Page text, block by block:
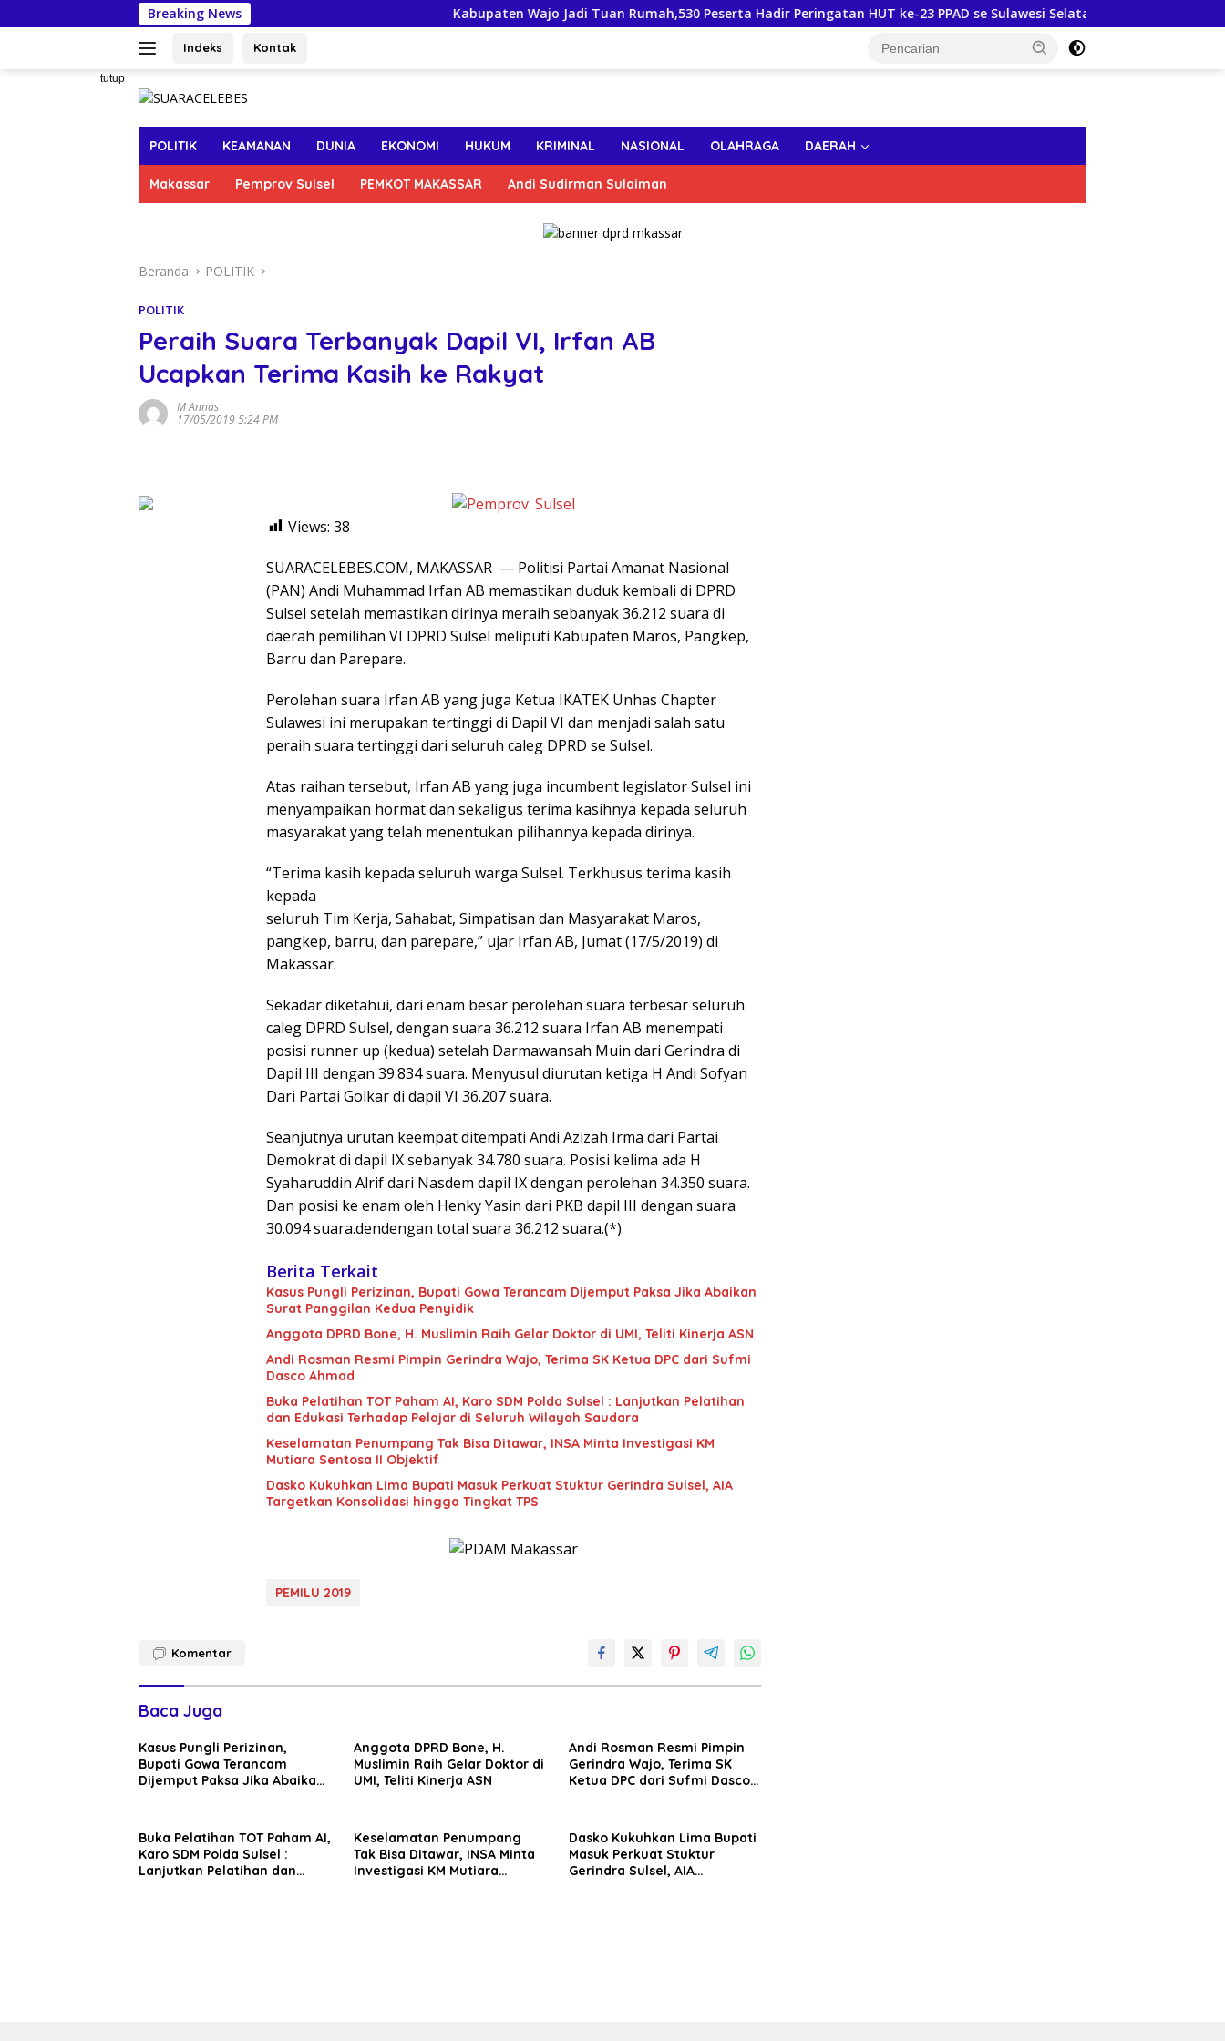
ke
Breaking News Kabupaten Wajo Jadi Tuan Rumah,530 Peserta Hadir Peringatan HUT ke-23 PPAD se Sulawesi Selatan
Indeks Kontak
tutup
POLITIK KEAMANAN DUNIA EKONOMI HUKUM KRIMINAL NASIONAL OLAHRAGA DAERAH
Makassar Pemprov Sulsel PEMKOT MAKASSAR Andi Sudirman Sulaiman
Beranda POLITIK
POLITIK
Peraih Suara Terbanyak Dapil VI, Irfan AB
Ucapkan Terima Kasih ke Rakyat
M Annas
17/05/2019 5:24 PM
Views: 38
SUARACELEBES.COM, MAKASSAR — Politisi Partai Amanat Nasional
(PAN) Andi Muhammad Irfan AB memastikan duduk kembali di DPRD
Sulsel setelah memastikan dirinya meraih sebanyak 36.212 suara di
daerah pemilihan VI DPRD Sulsel meliputi Kabupaten Maros, Pangkep,
Barru dan Parepare.
Perolehan suara Irfan AB yang juga Ketua IKATEK Unhas Chapter
Sulawesi ini merupakan tertinggi di Dapil VI dan menjadi salah satu
peraih suara tertinggi dari seluruh caleg DPRD se Sulsel.
Atas raihan tersebut, Irfan AB yang juga incumbent legislator Sulsel ini
menyampaikan hormat dan sekaligus terima kasihnya kepada seluruh
masyarakat yang telah menentukan pilihannya kepada dirinya.
“Terima kasih kepada seluruh warga Sulsel. Terkhusus terima kasih
kepada
seluruh Tim Kerja, Sahabat, Simpatisan dan Masyarakat Maros,
pangkep, barru, dan parepare,” ujar Irfan AB, Jumat (17/5/2019) di
Makassar.
Sekadar diketahui, dari enam besar perolehan suara terbesar seluruh
caleg DPRD Sulsel, dengan suara 36.212 suara Irfan AB menempati
posisi runner up (kedua) setelah Darmawansah Muin dari Gerindra di
Dapil III dengan 39.834 suara. Menyusul diurutan ketiga H Andi Sofyan
Dari Partai Golkar di dapil VI 36.207 suara.
Seanjutnya urutan keempat ditempati Andi Azizah Irma dari Partai
Demokrat di dapil IX sebanyak 34.780 suara. Posisi kelima ada H
Syaharuddin Alrif dari Nasdem dapil IX dengan perolehan 34.350 suara.
Dan posisi ke enam oleh Henky Yasin dari PKB dapil III dengan suara
30.094 suara.dendengan total suara 36.212 suara.(*)
Berita Terkait
Kasus Pungli Perizinan, Bupati Gowa Terancam Dijemput Paksa Jika Abaikan
Surat Panggilan Kedua Penyidik
Anggota DPRD Bone, H. Muslimin Raih Gelar Doktor di UMI, Teliti Kinerja ASN
Andi Rosman Resmi Pimpin Gerindra Wajo, Terima SK Ketua DPC dari Sufmi
Dasco Ahmad
Buka Pelatihan TOT Paham AI, Karo SDM Polda Sulsel : Lanjutkan Pelatihan
dan Edukasi Terhadap Pelajar di Seluruh Wilayah Saudara
Keselamatan Penumpang Tak Bisa Ditawar, INSA Minta Investigasi KM
Mutiara Sentosa II Objektif
Dasko Kukuhkan Lima Bupati Masuk Perkuat Stuktur Gerindra Sulsel, AIA
Targetkan Konsolidasi hingga Tingkat TPS
PEMILU 2019
Komentar
Baca Juga
Kasus Pungli Perizinan,
Bupati Gowa Terancam
Dijemput Paksa Jika Abaikan
Anggota DPRD Bone, H.
Muslimin Raih Gelar Doktor di
UMI, Teliti Kinerja ASN
Andi Rosman Resmi Pimpin
Gerindra Wajo, Terima SK
Ketua DPC dari Sufmi Dasco
Buka Pelatihan TOT Paham AI,
Karo SDM Polda Sulsel :
Lanjutkan Pelatihan dan
Keselamatan Penumpang
Tak Bisa Ditawar, INSA Minta
Investigasi KM Mutiara
Dasko Kukuhkan Lima Bupati
Masuk Perkuat Stuktur
Gerindra Sulsel, AIA